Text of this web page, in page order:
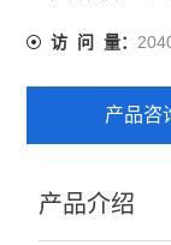
访 问 量：
产品咨
产品介绍